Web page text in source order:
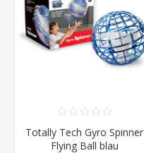
Totally Tech Gyro Spinner
Flying Ball blau